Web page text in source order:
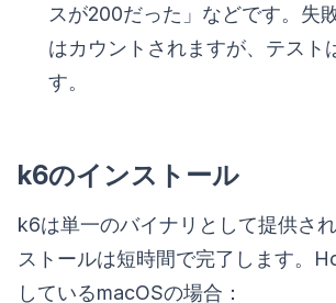
スが200だった」などです。失
はカウントされますが、テスト
す。
k6のインストール
k6は単一のバイナリとして提供さ
ストールは短時間で完了します。
しているmacOSの場合：